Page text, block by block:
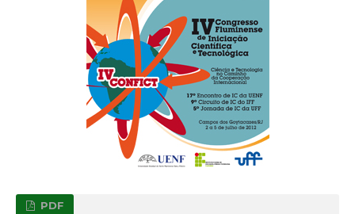
PDF